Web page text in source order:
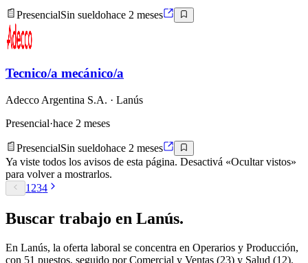
PresencialSin sueldohace 2 meses
Tecnico/a mecánico/a
Adecco Argentina S.A. · Lanús
Presencial·hace 2 meses
PresencialSin sueldohace 2 meses
Ya viste todos los avisos de esta página. Desactivá «Ocultar vistos»
para volver a mostrarlos.
1 234
Buscar trabajo en Lanús.
En Lanús, la oferta laboral se concentra en Operarios y Producción,
con 51 puestos, seguido por Comercial y Ventas (23) y Salud (12).